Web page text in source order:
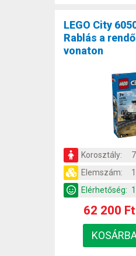
LEGO City
Rablás a
vonaton
Korosztály:
Elemszám:
Elérhetőség:
62 200 Ft